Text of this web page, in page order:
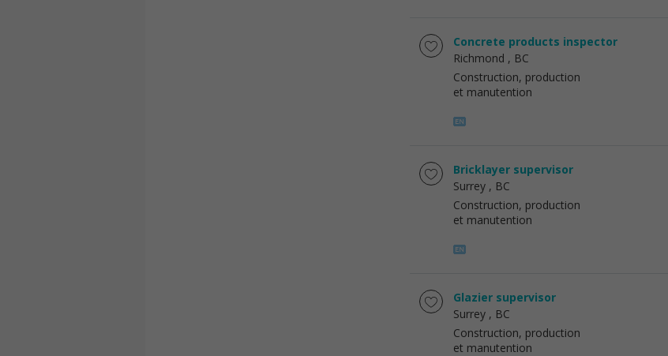
Concrete products inspector
Richmond , BC
Construction, production
et manutention
Bricklayer supervisor
Surrey , BC
Construction, production
et manutention
Glazier supervisor
Surrey , BC
Construction, production
et manutention